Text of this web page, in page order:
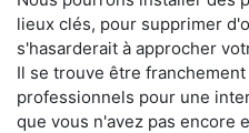
lieux clés, pour supprimer
s'hasarderait à approcher
Il se trouve être
professionnels pour une
que vous n'avez pas encore